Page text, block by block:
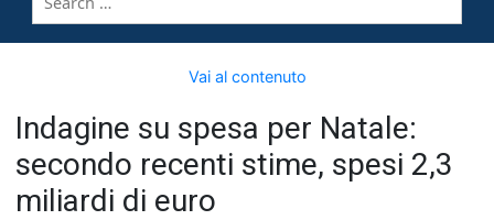
Vai al contenuto
Indagine su spesa per Natale:
secondo recenti stime, spesi 2,3
miliardi di euro